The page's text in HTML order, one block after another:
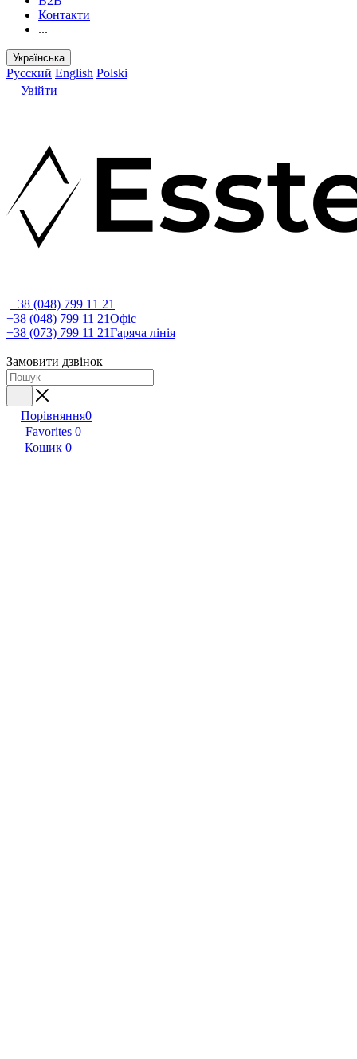
Контакти
...
Українська
Русский English Polski
Увійти
+38 (048) 799 11 21
+38 (048) 799 11 21Офіс
+38 (073) 799 11 21Гаряча лінія
Замовити дзвінок
Порівняння0
Favorites 0
Кошик 0